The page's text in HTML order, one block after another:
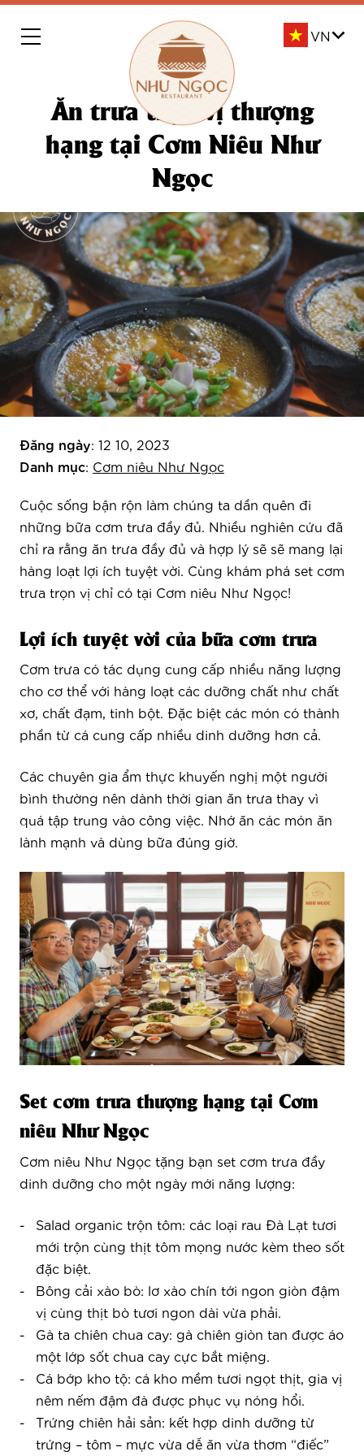
Ăn trưa trọn vị thượng
hạng tại Cơm Niêu Như
Ngọc
Đăng ngày: 12 10, 2023
Danh mục: Cơm niêu Như Ngọc
Cuộc sống bận rộn làm chúng ta dần quên đi
những bữa cơm trưa đầy đủ. Nhiều nghiên cứu đã
chỉ ra rằng ăn trưa đầy đủ và hợp lý sẽ sẽ mang lại
hàng loạt lợi ích tuyệt vời. Cùng khám phá set cơm
trưa trọn vị chỉ có tại Cơm niêu Như Ngọc!
Lợi ích tuyệt vời của bữa cơm trưa
Cơm trưa có tác dụng cung cấp nhiều năng lượng
cho cơ thể với hàng loạt các dưỡng chất như chất
xơ, chất đạm, tinh bột. Đặc biệt các món có thành
phần từ cá cung cấp nhiều dinh dưỡng hơn cả.
Các chuyên gia ẩm thực khuyến nghị một người
bình thường nên dành thời gian ăn trưa thay vì
quá tập trung vào công việc. Nhớ ăn các món ăn
lành mạnh và dùng bữa đúng giờ.
Set cơm trưa thượng hạng tại Cơm
niêu Như Ngọc
Cơm niêu Như Ngọc tặng bạn set cơm trưa đầy
dinh dưỡng cho một ngày mới năng lượng:
Salad organic trộn tôm: các loại rau Đà Lạt tươi
mới trộn cùng thịt tôm mọng nước kèm theo sốt
đặc biệt.
Bông cải xào bò: lơ xào chín tới ngon giòn đậm
vị cùng thịt bò tươi ngon dài vừa phải.
Gà ta chiên chua cay: gà chiên giòn tan được áo
một lớp sốt chua cay cực bắt miệng.
Cá bớp kho tộ: cá kho mềm tươi ngọt thịt, gia vị
nêm nếm đậm đà được phục vụ nóng hổi.
Trứng chiên hải sản: kết hợp dinh dưỡng từ
trứng – tôm – mực vừa dễ ăn vừa thơm “điếc”